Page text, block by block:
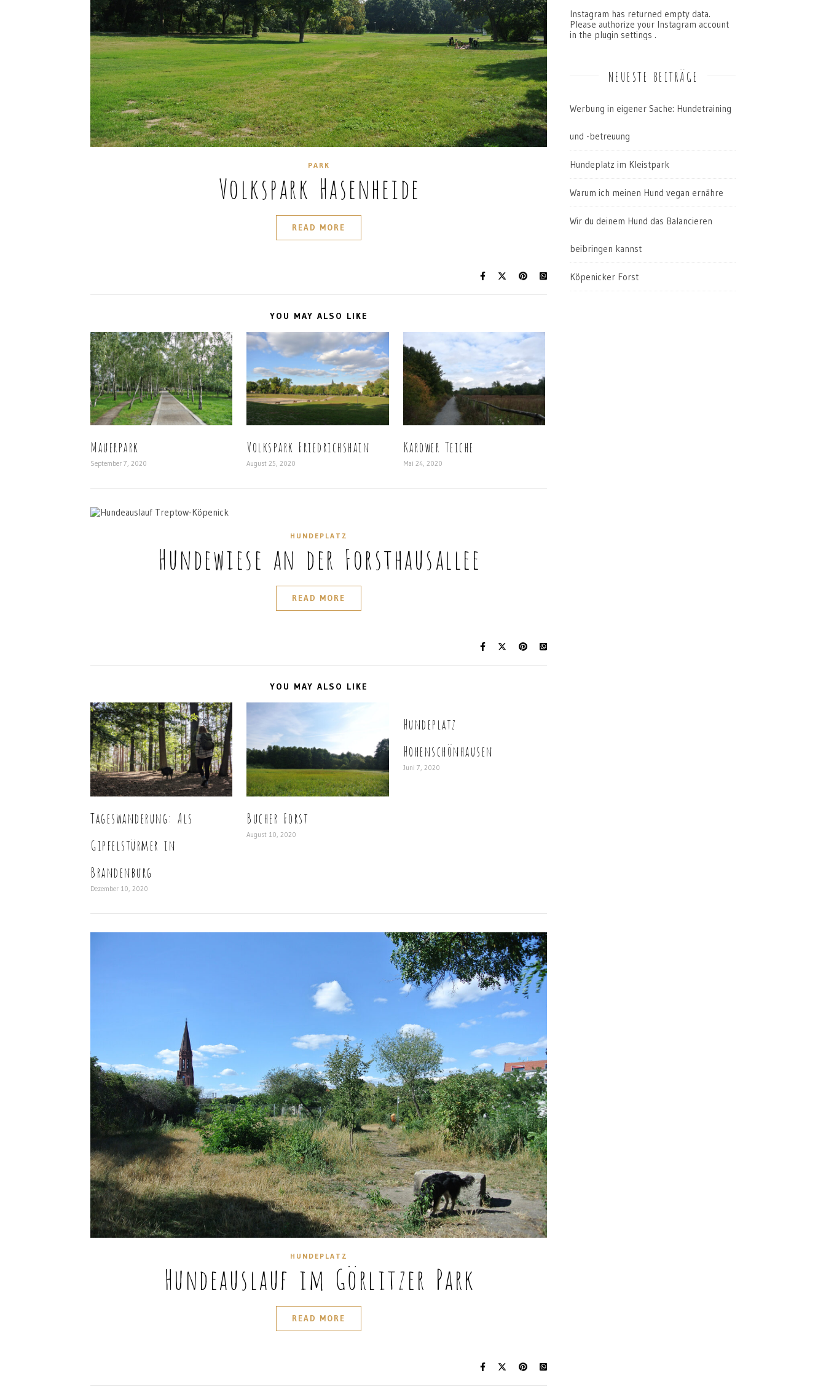
PARK
Volkspark Hasenheide
READ MORE
YOU MAY ALSO LIKE
Mauerpark
September 7, 2020
Volkspark Friedrichshain
August 25, 2020
Karower Teiche
Mai 24, 2020
HUNDEPLATZ
Hundewiese an der Forsthausallee
READ MORE
YOU MAY ALSO LIKE
Tageswanderung: Als
Gipfelstürmer in
Brandenburg
Dezember 10, 2020
Bucher Forst
August 10, 2020
Hundeplatz
Hohenschönhausen
Juni 7, 2020
HUNDEPLATZ
Hundeauslauf im Görlitzer Park
READ MORE
Instagram has returned empty data.
Please authorize your Instagram account
in the plugin settings .
NEUESTE BEITRÄGE
Werbung in eigener Sache: Hundetraining
und -betreuung
Hundeplatz im Kleistpark
Warum ich meinen Hund vegan ernähre
Wir du deinem Hund das Balancieren
beibringen kannst
Köpenicker Forst